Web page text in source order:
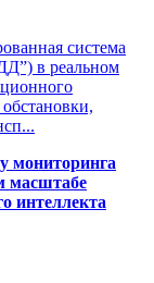
система
в реальном
мониторинга
масштабе
интеллекта